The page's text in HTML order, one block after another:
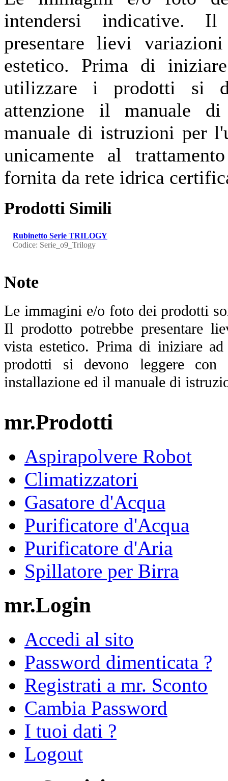
intendersi indicative. Il
presentare lievi
estetico. Prima di
utilizzare i prodotti si
attenzione il manuale
manuale di istruzioni per
unicamente al
fornita da rete idrica
Prodotti Simili
Rubinetto Serie TRILOGY
Codice: Serie_o9_Trilogy
Note
Le immagini e/o foto dei prodotti
Il prodotto potrebbe presentare
vista estetico. Prima di iniziare
prodotti si devono leggere con
installazione ed il manuale di
mr.Prodotti
Aspirapolvere Robot
Climatizzatori
Gasatore d'Acqua
Purificatore d'Acqua
Purificatore d'Aria
Spillatore per Birra
mr.Login
Accedi al sito
Password dimenticata ?
Registrati a mr. Sconto
Cambia Password
I tuoi dati ?
Logout